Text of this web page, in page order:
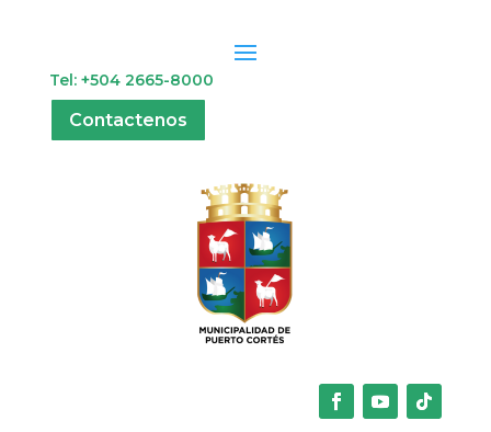
Tel: +504 2665-8000
Contactenos